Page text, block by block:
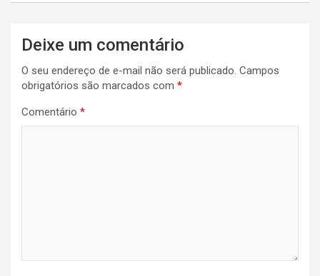
Deixe um comentário
O seu endereço de e-mail não será publicado. Campos
obrigatórios são marcados com *
Comentário *